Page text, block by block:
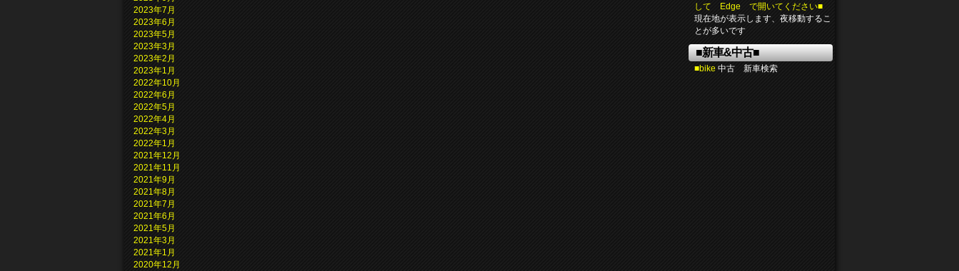
2023年7月
2023年6月
2023年5月
2023年3月
2023年2月
2023年1月
2022年10月
2022年6月
2022年5月
2022年4月
2022年3月
2022年1月
2021年12月
2021年11月
2021年9月
2021年8月
2021年7月
2021年6月
2021年5月
2021年3月
2021年1月
2020年12月
して Edge で開いてください■
現在地が表示します、夜移動するこ
とが多いです
■新車&中古■
■bike 中古 新車検索